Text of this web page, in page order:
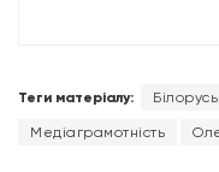
Теги матеріалу: Білорусь
Медіаграмотність